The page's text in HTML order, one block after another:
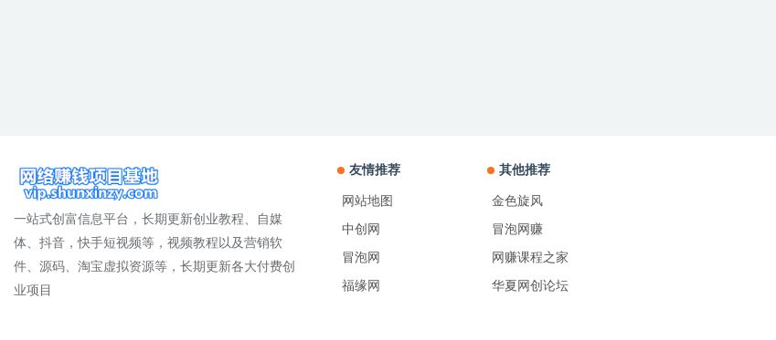
一站式创富信息平台，长期更新创业教程、自媒
体、抖音，快手短视频等，视频教程以及营销软
件、源码、淘宝虚拟资源等，长期更新各大付费创
业项目
友情推荐
网站地图
中创网
冒泡网
福缘网
其他推荐
金色旋风
冒泡网赚
网赚课程之家
华夏网创论坛